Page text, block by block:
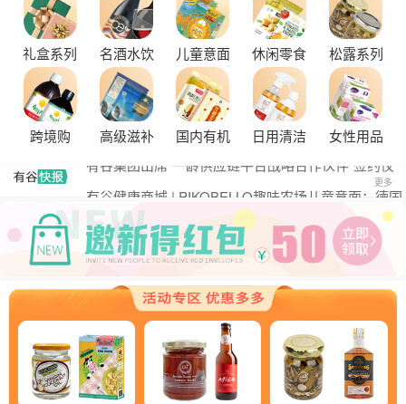
礼盒系列 名酒水饮 儿童意面 休闲零食 松露系列
跨境购 高级滋补 国内有机 日用清洁 女性用品
更多
有谷健康商城 | PIKOBELLO趣味农场儿童意面：德国
匠心打造的无盐健康新主张
有谷健康 | PIKOBELLO牌儿童意面：健康与美味的完
美结合
探寻黑钻奥秘：有谷健康与塞尔维亚黑松露的完美邂
逅
探秘塞尔维亚黑松露：舌尖上的黑钻石
品味卓越，OE 中欧有机双认证红酒的独特魅力
品味拉克索威斯威士忌，邂逅独特酒韵
舌尖上的塞尔维亚黑松露，你了解多少？
探秘塞尔维亚松露的独特魅力
黑松露的热量是多少？